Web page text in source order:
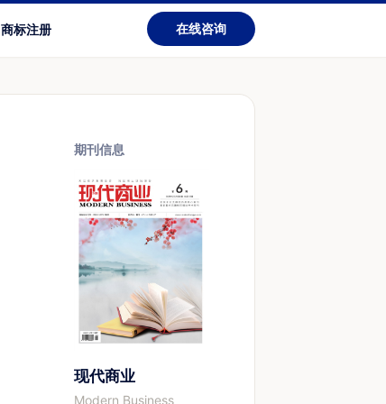
商标注册 在线咨询
期刊信息
现代商业
Modern Business